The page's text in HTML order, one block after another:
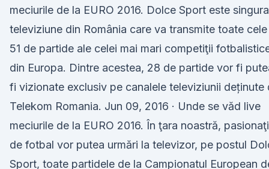
meciurile de la EURO 2016. Dolce Sport este singura
televiziune din România care va transmite toate cele
51 de partide ale celei mai mari competiţii
din Europa. Dintre acestea, 28 de partide vor fi
fi vizionate exclusiv pe canalele televiziunii deținute
Telekom Romania. Jun 09, 2016 · Unde se văd live
meciurile de la EURO 2016. În ţara noastră,
de fotbal vor putea urmări la televizor, pe postul
Sport, toate partidele de la Campionatul European